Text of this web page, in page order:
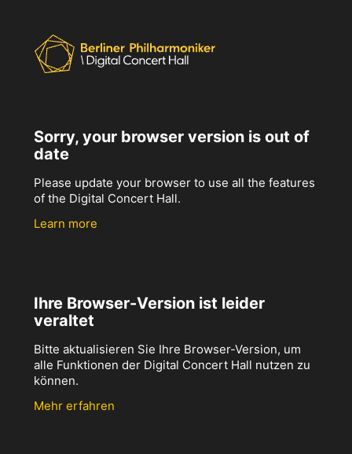
Sorry, your browser version is out of
date
Please update your browser to use all the features
of the Digital Concert Hall.
Learn more
Ihre Browser-Version ist leider
veraltet
Bitte aktualisieren Sie Ihre Browser-Version, um
alle Funktionen der Digital Concert Hall nutzen zu
können.
Mehr erfahren